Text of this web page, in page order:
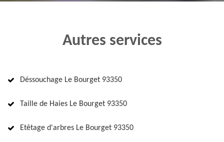
Autres services
Déssouchage Le Bourget 93350
Taille de Haies Le Bourget 93350
Etêtage d'arbres Le Bourget 93350